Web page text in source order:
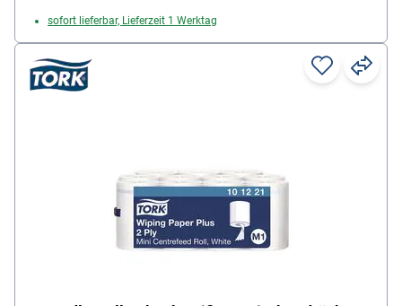
sofort lieferbar, Lieferzeit 1 Werktag